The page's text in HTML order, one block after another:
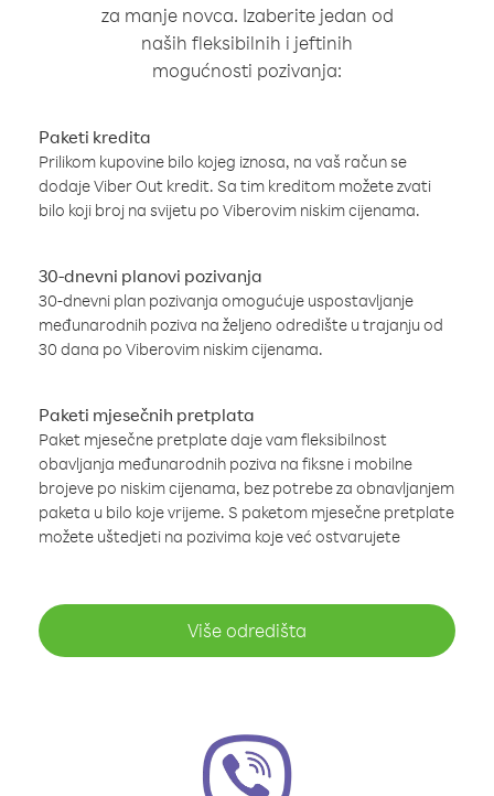
za manje novca. Izaberite jedan od
naših fleksibilnih i jeftinih
mogućnosti pozivanja:
Paketi kredita
Prilikom kupovine bilo kojeg iznosa, na vaš račun se
dodaje Viber Out kredit. Sa tim kreditom možete zvati
bilo koji broj na svijetu po Viberovim niskim cijenama.
30-dnevni planovi pozivanja
30-dnevni plan pozivanja omogućuje uspostavljanje
međunarodnih poziva na željeno odredište u trajanju od
30 dana po Viberovim niskim cijenama.
Paketi mjesečnih pretplata
Paket mjesečne pretplate daje vam fleksibilnost
obavljanja međunarodnih poziva na fiksne i mobilne
brojeve po niskim cijenama, bez potrebe za obnavljanjem
paketa u bilo koje vrijeme. S paketom mjesečne pretplate
možete uštedjeti na pozivima koje već ostvarujete
Više odredišta